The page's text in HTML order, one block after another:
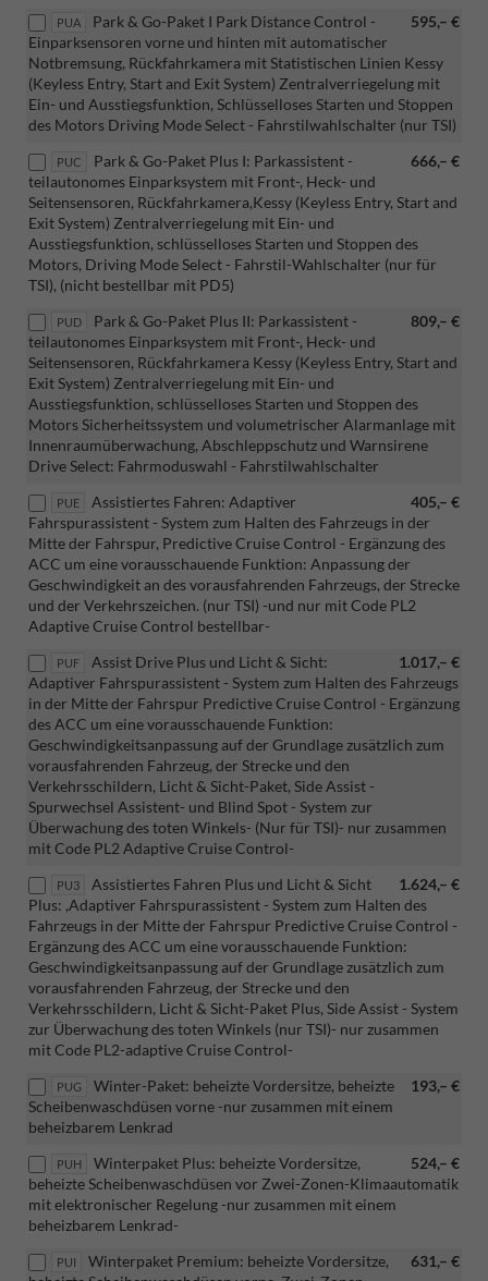
PUA 595,– €
Park & Go-Paket I Park Distance Control -
Einparksensoren vorne und hinten mit automatischer
Notbremsung, Rückfahrkamera mit Statistischen Linien Kessy
(Keyless Entry, Start and Exit System) Zentralverriegelung mit
Ein- und Ausstiegsfunktion, Schlüsselloses Starten und Stoppen
des Motors Driving Mode Select - Fahrstilwahlschalter (nur TSI)
PUC 666,– €
Park & Go-Paket Plus I: Parkassistent -
teilautonomes Einparksystem mit Front-, Heck- und
Seitensensoren, Rückfahrkamera,Kessy (Keyless Entry, Start and
Exit System) Zentralverriegelung mit Ein- und
Ausstiegsfunktion, schlüsselloses Starten und Stoppen des
Motors, Driving Mode Select - Fahrstil-Wahlschalter (nur für
TSI), (nicht bestellbar mit PD5)
PUD 809,– €
Park & Go-Paket Plus II: Parkassistent -
teilautonomes Einparksystem mit Front-, Heck- und
Seitensensoren, Rückfahrkamera Kessy (Keyless Entry, Start and
Exit System) Zentralverriegelung mit Ein- und
Ausstiegsfunktion, schlüsselloses Starten und Stoppen des
Motors Sicherheitssystem und volumetrischer Alarmanlage mit
Innenraumüberwachung, Abschleppschutz und Warnsirene
Drive Select: Fahrmoduswahl - Fahrstilwahlschalter
PUE 405,– €
Assistiertes Fahren: Adaptiver
Fahrspurassistent - System zum Halten des Fahrzeugs in der
Mitte der Fahrspur, Predictive Cruise Control - Ergänzung des
ACC um eine vorausschauende Funktion: Anpassung der
Geschwindigkeit an des vorausfahrenden Fahrzeugs, der Strecke
und der Verkehrszeichen. (nur TSI) -und nur mit Code PL2
Adaptive Cruise Control bestellbar-
PUF 1.017,– €
Assist Drive Plus und Licht & Sicht:
Adaptiver Fahrspurassistent - System zum Halten des Fahrzeugs
in der Mitte der Fahrspur Predictive Cruise Control - Ergänzung
des ACC um eine vorausschauende Funktion:
Geschwindigkeitsanpassung auf der Grundlage zusätzlich zum
vorausfahrenden Fahrzeug, der Strecke und den
Verkehrsschildern, Licht & Sicht-Paket, Side Assist -
Spurwechsel Assistent- und Blind Spot - System zur
Überwachung des toten Winkels- (Nur für TSI)- nur zusammen
mit Code PL2 Adaptive Cruise Control-
PU3 1.624,– €
Assistiertes Fahren Plus und Licht & Sicht
Plus: ,Adaptiver Fahrspurassistent - System zum Halten des
Fahrzeugs in der Mitte der Fahrspur Predictive Cruise Control -
Ergänzung des ACC um eine vorausschauende Funktion:
Geschwindigkeitsanpassung auf der Grundlage zusätzlich zum
vorausfahrenden Fahrzeug, der Strecke und den
Verkehrsschildern, Licht & Sicht-Paket Plus, Side Assist - System
zur Überwachung des toten Winkels (nur TSI)- nur zusammen
mit Code PL2-adaptive Cruise Control-
PUG 193,– €
Winter-Paket: beheizte Vordersitze, beheizte
Scheibenwaschdüsen vorne -nur zusammen mit einem
beheizbarem Lenkrad
PUH 524,– €
Winterpaket Plus: beheizte Vordersitze,
beheizte Scheibenwaschdüsen vor Zwei-Zonen-Klimaautomatik
mit elektronischer Regelung -nur zusammen mit einem
beheizbarem Lenkrad-
PUI 631,– €
Winterpaket Premium: beheizte Vordersitze,